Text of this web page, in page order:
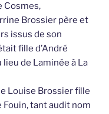
Cosmes,
Brossier père et
issus de son
fille d’André
de Laminée à La
Louise Brossier fille
tant audit nom